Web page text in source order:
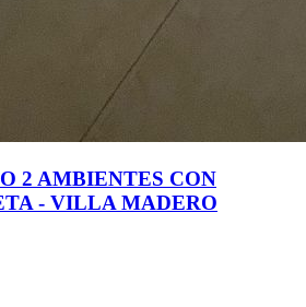
2 AMBIENTES CON
- VILLA MADERO